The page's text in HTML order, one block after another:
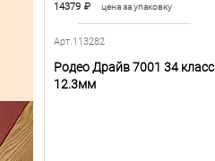
14379 ₽ цена за упаковку
Арт.113282
Родео Драйв 7001 34 класс
12.3мм